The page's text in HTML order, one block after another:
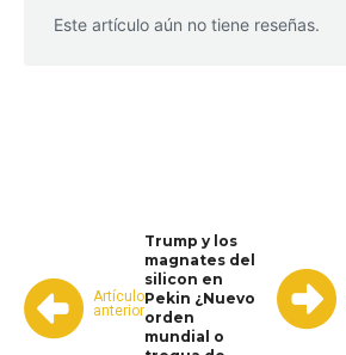
Este artículo aún no tiene reseñas.
Artículo
anterior
Trump y los
magnates del
silicon en
Pekin ¿Nuevo
orden
mundial o